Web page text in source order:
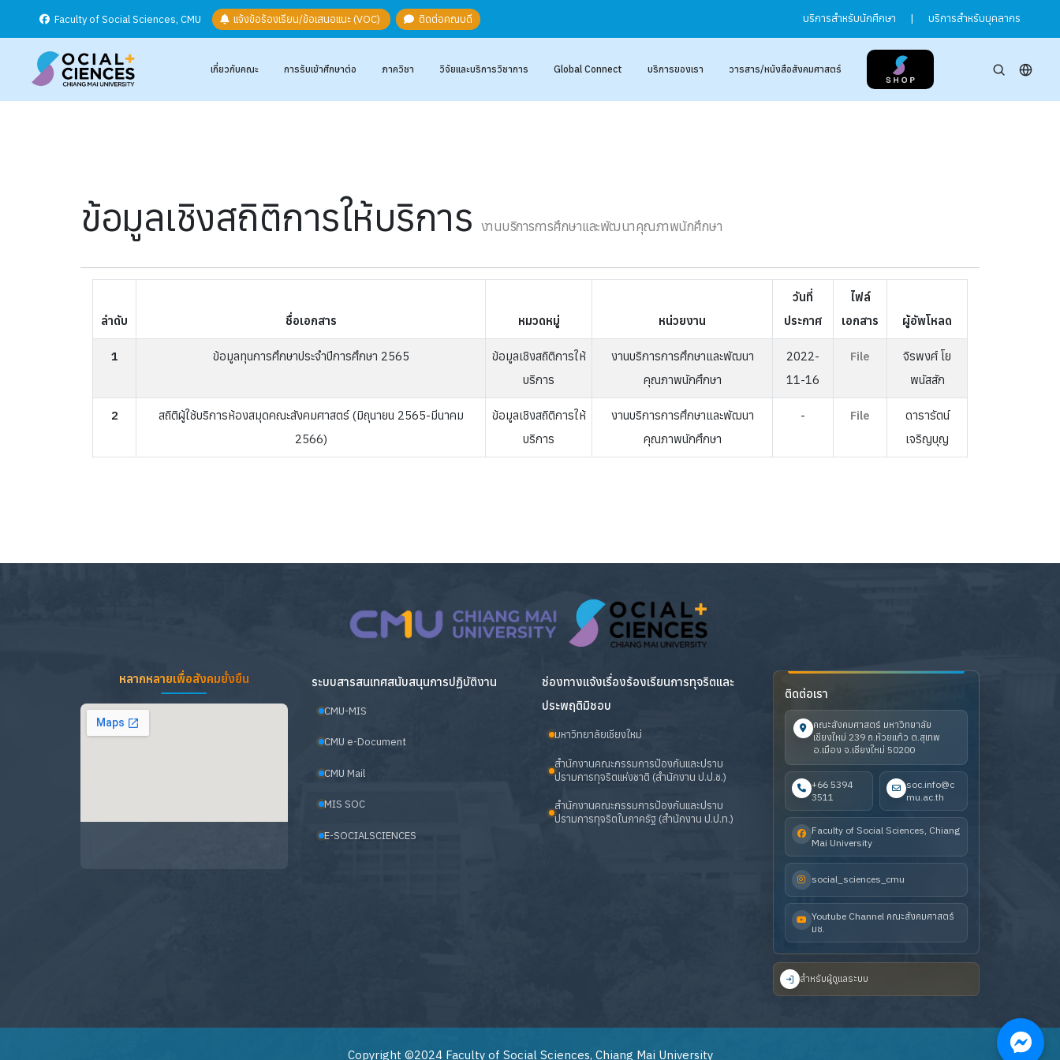
Faculty of Social Sciences, CMU แจ้งข้อร้องเรียน/ข้อเสนอแนะ (VOC) ติดต่อคณบดี บริการสำหรับนักศึกษา | บริการสำหรับบุคลากร
เกี่ยวกับคณะ การรับเข้าศึกษาต่อ ภาควิชา วิจัยและบริการวิชาการ Global Connect บริการของเรา วารสาร/หนังสือสังคมศาสตร์
ข้อมูลเชิงสถิติการให้บริการ งานบริการการศึกษาและพัฒนาคุณภาพนักศึกษา
ลำดับ ชื่อเอกสาร หมวดหมู่ หน่วยงาน
วันที่
ประกาศ
ไฟล์
เอกสาร
ผู้อัพโหลด
1 ข้อมูลทุนการศึกษาประจำปีการศึกษา 2565
ข้อมูลเชิงสถิติการให้
บริการ
งานบริการการศึกษาและพัฒนา
คุณภาพนักศึกษา
2022-
11-16
File
จิรพงศ์ โย
พนัสสัก
2
สถิติผู้ใช้บริการห้องสมุดคณะสังคมศาสตร์ (มิถุนายน 2565-มีนาคม
2566)
ข้อมูลเชิงสถิติการให้
บริการ
งานบริการการศึกษาและพัฒนา
คุณภาพนักศึกษา
- File
ดารารัตน์
เจริญบุญ
หลากหลายเพื่อสังคมยั่งยืน ระบบสารสนเทศสนับสนุนการปฏิบัติงาน
CMU-MIS
CMU e-Document
CMU Mail
MIS SOC
E-SOCIALSCIENCES
ช่องทางแจ้งเรื่องร้องเรียนการทุจริตและ
ประพฤติมิชอบ
มหาวิทยาลัยเชียงใหม่
สำนักงานคณะกรรมการป้องกันและปราบ
ปรามการทุจริตแห่งชาติ (สำนักงาน ป.ป.ช.)
สำนักงานคณะกรรมการป้องกันและปราบ
ปรามการทุจริตในภาครัฐ (สำนักงาน ป.ป.ท.)
ติดต่อเรา
คณะสังคมศาสตร์ มหาวิทยาลัย
เชียงใหม่ 239 ถ.ห้วยแก้ว ต.สุเทพ
อ.เมือง จ.เชียงใหม่ 50200
+66 5394
3511
soc.info@c
mu.ac.th
Faculty of Social Sciences, Chiang
Mai University
social_sciences_cmu
Youtube Channel คณะสังคมศาสตร์
มช.
สำหรับผู้ดูแลระบบ
Copyright ©2024 Faculty of Social Sciences, Chiang Mai University